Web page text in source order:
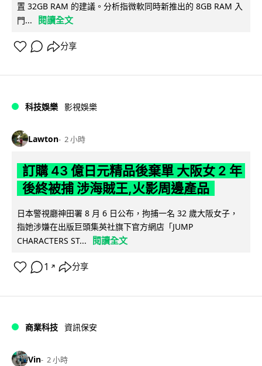
置 32GB RAM 的建議。分析指微軟同時新推出的 8GB RAM 入
門...
閱讀全文
分享
科技娛樂 影視娛樂
Lawton 2 小時
訂購 43 億日元精品後棄單 大阪女 2 年
後終被捕 涉海賊王,火影周邊產品
日本警視廳神田署 8 月 6 日公布，拘捕一名 32 歲大阪女子，
指她涉嫌在出版巨頭集英社旗下官方網店「JUMP
CHARACTERS ST...
閱讀全文
1 ↗ 分享
商業科技 資訊保安
Vin 2 小時